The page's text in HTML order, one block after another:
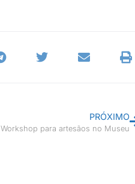
PRÓXIMO
Workshop para artesãos no Museu